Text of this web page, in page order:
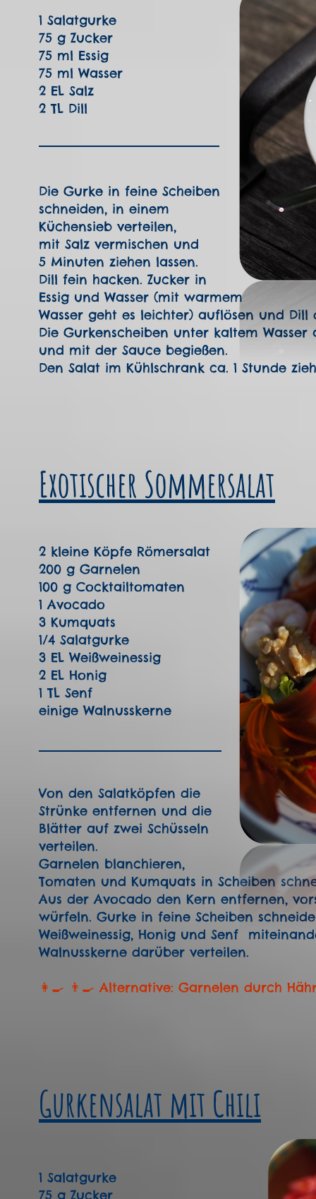
1 Salatgurke
75 g Zucker
75 ml Essig
75 ml Wasser
2 EL Salz
2 TL Dill
Die Gurke in feine Scheiben
schneiden, in einem
Küchensieb verteilen,
mit Salz vermischen und
5 Minuten ziehen lassen.
Dill fein hacken. Zucker in
Essig und Wasser (mit warmem
Wasser geht es leichter) auflösen und Dill
Die Gurkenscheiben unter kaltem
und mit der Sauce begießen.
Den Salat im Kühlschrank ca. 1 Stunde
Exotischer Sommersalat
2 kleine Köpfe Römersalat
200 g Garnelen
100 g Cocktailtomaten
1 Avocado
3 Kumquats
1/4 Salatgurke
3 EL Weißweinessig
2 EL Honig
1 TL Senf
einige Walnusskerne
Von den Salatköpfen die
Strünke entfernen und die
Blätter auf zwei Schüsseln
verteilen.
Garnelen blanchieren,
Tomaten und Kumquats in Scheiben
Aus der Avocado den Kern entfernen,
würfeln. Gurke in feine Scheiben
Weißweinessig, Honig und Senf
Walnusskerne darüber verteilen.
👩‍🍳 👨‍🍳 Alternative: Garnelen durch
Gurkensalat mit Chili
1 Salatgurke
75 g Zucker